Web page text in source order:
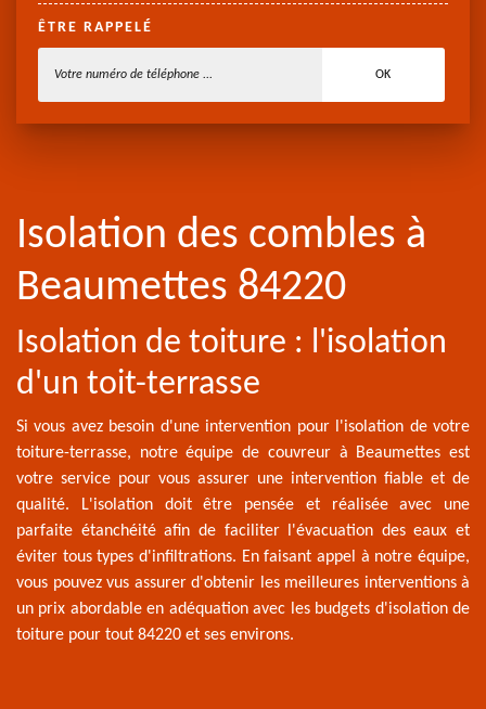
ÊTRE RAPPELÉ
Isolation des combles à
Beaumettes 84220
Isolation de toiture : l'isolation
d'un toit-terrasse
Si vous avez besoin d'une intervention pour l'isolation de votre
toiture-terrasse, notre équipe de couvreur à Beaumettes est
votre service pour vous assurer une intervention fiable et de
qualité. L'isolation doit être pensée et réalisée avec une
parfaite étanchéité afin de faciliter l'évacuation des eaux et
éviter tous types d'infiltrations. En faisant appel à notre équipe,
vous pouvez vus assurer d'obtenir les meilleures interventions à
un prix abordable en adéquation avec les budgets d'isolation de
toiture pour tout 84220 et ses environs.